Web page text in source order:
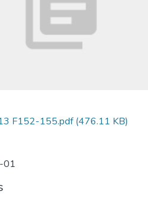
F152-155.pdf(476.11 KB)
01